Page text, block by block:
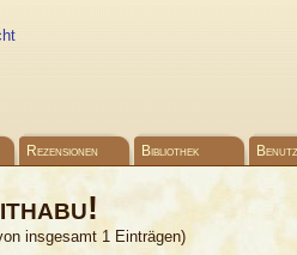
Rezensionen Bibliothek
insgesamt 1 Einträgen)